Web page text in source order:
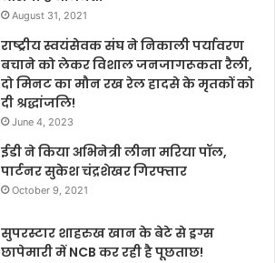
August 31, 2021
राष्ट्रीय स्वयंसेवक संघ ने निकाली पर्यावरण
बचाने को लेकर विशाल जनजागरूकता रैली,
दो मिनट का मौन रख रेल हादसे के मृतकों को
दी श्रद्धांजलि!
June 4, 2023
ईडी ने किया अभिनेत्री लीना मरिया पॉल,
पार्टनर सुकेश चंद्रशेखर गिरफ्तार
October 9, 2021
सुपरस्टार शाहरुख खान के बेटे से ड्रग्स
छापेमारी में NCB कर रही है पूछताछ!